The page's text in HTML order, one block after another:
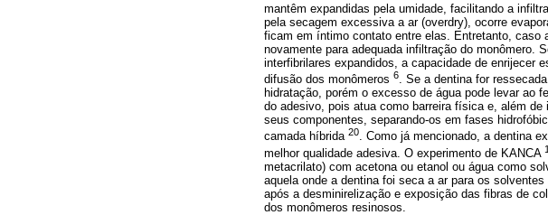
mantêm expandidas pela umidade, facilitando a
pela secagem excessiva a ar (overdry), ocorre
ficam em íntimo contato entre elas. Entretanto, caso
novamente para adequada infiltração do monômero.
interfibrilares expandidos, a capacidade de enrijecer
difusão dos monômeros 6. Se a dentina for
hidratação, porém o excesso de água pode levar ao
do adesivo, pois atua como barreira física e, além
seus componentes, separando-os em fases
camada híbrida 20. Como já mencionado, a dentina
melhor qualidade adesiva. O experimento de KANCA
metacrilato) com acetona ou etanol ou água como
aquela onde a dentina foi seca a ar para os
após a desminirelização e exposição das fibras de
dos monômeros resinosos.